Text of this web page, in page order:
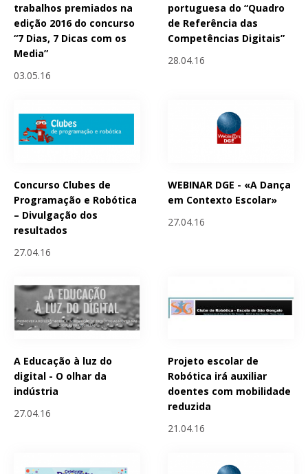
trabalhos premiados na
edição 2016 do concurso
“7 Dias, 7 Dicas com os
Media”
03.05.16
portuguesa do “Quadro
de Referência das
Competências Digitais”
28.04.16
Concurso Clubes de
Programação e Robótica
– Divulgação dos
resultados
27.04.16
WEBINAR DGE - «A Dança
em Contexto Escolar»
27.04.16
A Educação à luz do
digital - O olhar da
indústria
27.04.16
Projeto escolar de
Robótica irá auxiliar
doentes com mobilidade
reduzida
21.04.16